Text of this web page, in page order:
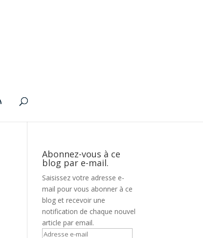
Abonnez-vous à ce
blog par e-mail.
Saisissez votre adresse e-
mail pour vous abonner à ce
blog et recevoir une
notification de chaque nouvel
article par email.
Adresse